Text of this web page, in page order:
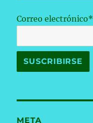
Correo electrónico*
META